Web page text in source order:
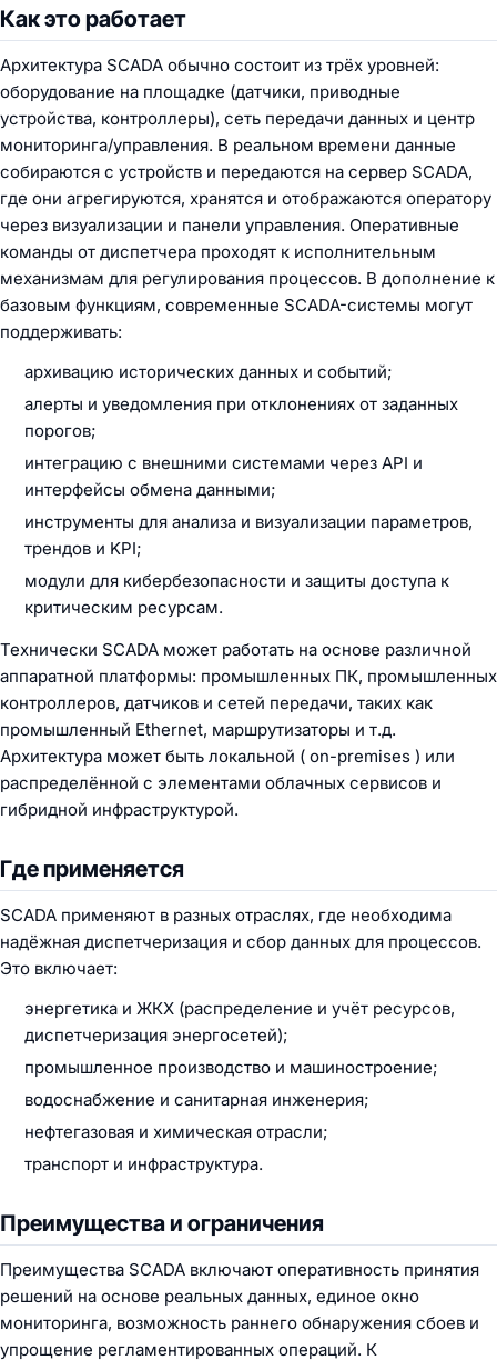
Как это работает
Архитектура SCADA обычно состоит из трёх уровней:
оборудование на площадке (датчики, приводные
устройства, контроллеры), сеть передачи данных и центр
мониторинга/управления. В реальном времени данные
собираются с устройств и передаются на сервер SCADA,
где они агрегируются, хранятся и отображаются оператору
через визуализации и панели управления. Оперативные
команды от диспетчера проходят к исполнительным
механизмам для регулирования процессов. В дополнение к
базовым функциям, современные SCADA-системы могут
поддерживать:
архивацию исторических данных и событий;
алерты и уведомления при отклонениях от заданных
порогов;
интеграцию с внешними системами через API и
интерфейсы обмена данными;
инструменты для анализа и визуализации параметров,
трендов и KPI;
модули для кибербезопасности и защиты доступа к
критическим ресурсам.
Технически SCADA может работать на основе различной
аппаратной платформы: промышленных ПК, промышленных
контроллеров, датчиков и сетей передачи, таких как
промышленный Ethernet, маршрутизаторы и т.д.
Архитектура может быть локальной ( on-premises ) или
распределённой с элементами облачных сервисов и
гибридной инфраструктурой.
Где применяется
SCADA применяют в разных отраслях, где необходима
надёжная диспетчеризация и сбор данных для процессов.
Это включает:
энергетика и ЖКХ (распределение и учёт ресурсов,
диспетчеризация энергосетей);
промышленное производство и машиностроение;
водоснабжение и санитарная инженерия;
нефтегазовая и химическая отрасли;
транспорт и инфраструктура.
Преимущества и ограничения
Преимущества SCADA включают оперативность принятия
решений на основе реальных данных, единое окно
мониторинга, возможность раннего обнаружения сбоев и
упрощение регламентированных операций. К